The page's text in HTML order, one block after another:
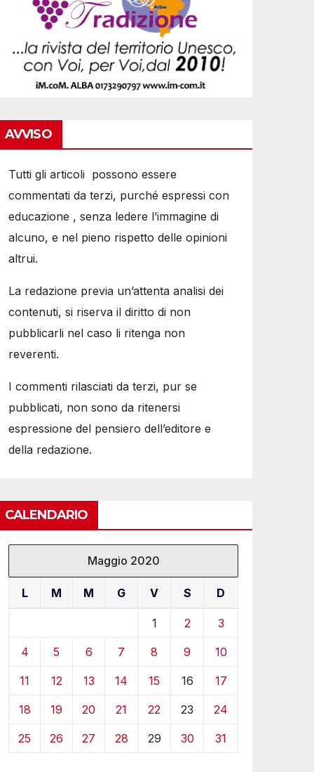
AVVISO
Tutti gli articoli possono essere
commentati da terzi, purché espressi con
educazione , senza ledere l’immagine di
alcuno, e nel pieno rispetto delle opinioni
altrui.
La redazione previa un’attenta analisi dei
contenuti, si riserva il diritto di non
pubblicarli nel caso li ritenga non
reverenti.
I commenti rilasciati da terzi, pur se
pubblicati, non sono da ritenersi
espressione del pensiero dell’editore e
della redazione.
CALENDARIO
Maggio 2020
L M M G V S D
1 2 3
4 5 6 7 8 9 10
11 12 13 14 15 16 17
18 19 20 21 22 23 24
25 26 27 28 29 30 31